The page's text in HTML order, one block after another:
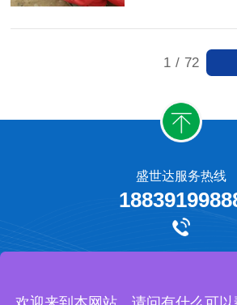
1 / 72
盛世达服务热线